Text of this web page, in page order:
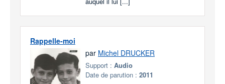
Rappelle-moi
par Michel DRUCKER
Support : Audio
Date de parution : 2011